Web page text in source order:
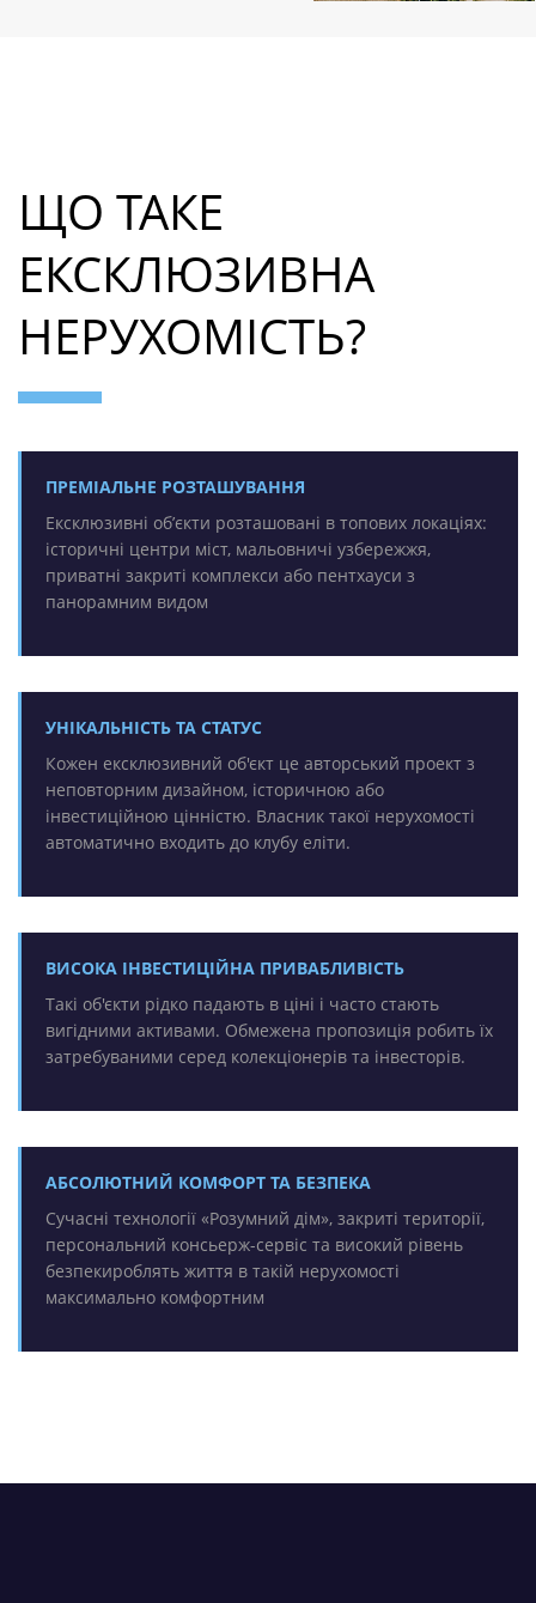
ЩО ТАКЕ
ЕКСКЛЮЗИВНА
НЕРУХОМІСТЬ?
ПРЕМІАЛЬНЕ РОЗТАШУВАННЯ
Ексклюзивні обʼєкти розташовані в топових локаціях:
історичні центри міст, мальовничі узбережжя,
приватні закриті комплекси або пентхауси з
панорамним видом
УНІКАЛЬНІСТЬ ТА СТАТУС
Кожен ексклюзивний об'єкт це авторський проект з
неповторним дизайном, історичною або
інвестиційною цінністю. Власник такої нерухомості
автоматично входить до клубу еліти.
ВИСОКА ІНВЕСТИЦІЙНА ПРИВАБЛИВІСТЬ
Такі об'єкти рідко падають в ціні і часто стають
вигідними активами. Обмежена пропозиція робить їх
затребуваними серед колекціонерів та інвесторів.
АБСОЛЮТНИЙ КОМФОРТ ТА БЕЗПЕКА
Сучасні технології «Розумний дім», закриті території,
персональний консьерж-сервіс та високий рівень
безпекироблять життя в такій нерухомості
максимально комфортним